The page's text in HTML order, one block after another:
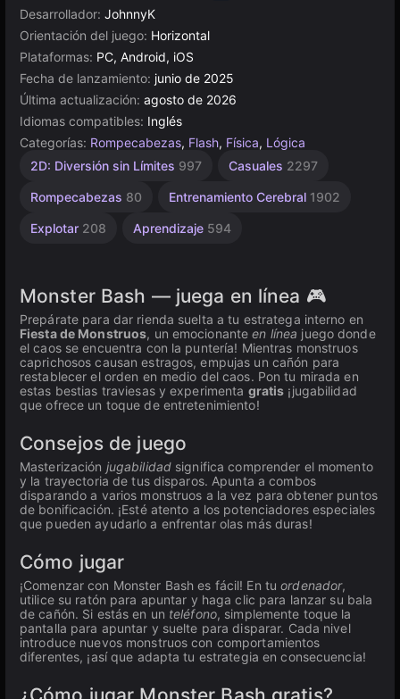
Desarrollador: JohnnyK
Orientación del juego: Horizontal
Plataformas: PC, Android, iOS
Fecha de lanzamiento: junio de 2025
Última actualización: agosto de 2026
Idiomas compatibles: Inglés
Categorías: Rompecabezas, Flash, Física, Lógica
2D: Diversión sin Límites 997 Casuales 2297
Rompecabezas 80 Entrenamiento Cerebral 1902
Explotar 208 Aprendizaje 594
WebGL
Agilidad
Unity
línea
Monster Bash — juega en línea 🎮
Prepárate para dar rienda suelta a tu estratega interno en
Fiesta de Monstruos, un emocionanteen línea juego donde
el caos se encuentra con la puntería! Mientras monstruos
caprichosos causan estragos, empujas un cañón para
restablecer el orden en medio del caos. Pon tu mirada en
estas bestias traviesas y experimenta gratis ¡jugabilidad
que ofrece un toque de entretenimiento!
Consejos de juego
Masterización jugabilidad significa comprender el momento
y la trayectoria de tus disparos. Apunta a combos
disparando a varios monstruos a la vez para obtener puntos
de bonificación. ¡Esté atento a los potenciadores especiales
que pueden ayudarlo a enfrentar olas más duras!
Cómo jugar
¡Comenzar con Monster Bash es fácil! En tuordenador,
utilice su ratón para apuntar y haga clic para lanzar su bala
de cañón. Si estás en un teléfono, simplemente toque la
pantalla para apuntar y suelte para disparar. Cada nivel
introduce nuevos monstruos con comportamientos
diferentes, ¡así que adapta tu estrategia en consecuencia!